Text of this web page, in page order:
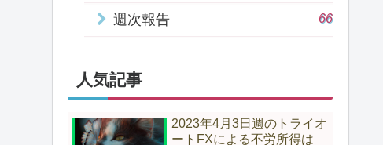
週次報告 66
人気記事
2023年4月3日週のトライオ
ートFXによる不労所得は